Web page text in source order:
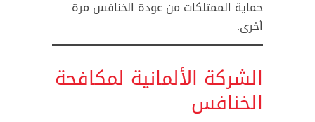
حماية الممتلكات من عودة الخنافس مرة
أخرى.
الشركة الألمانية لمكافحة
الخنافس